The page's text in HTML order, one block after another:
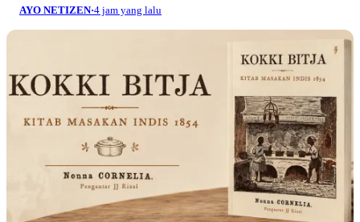
AYO NETIZEN·4 jam yang lalu